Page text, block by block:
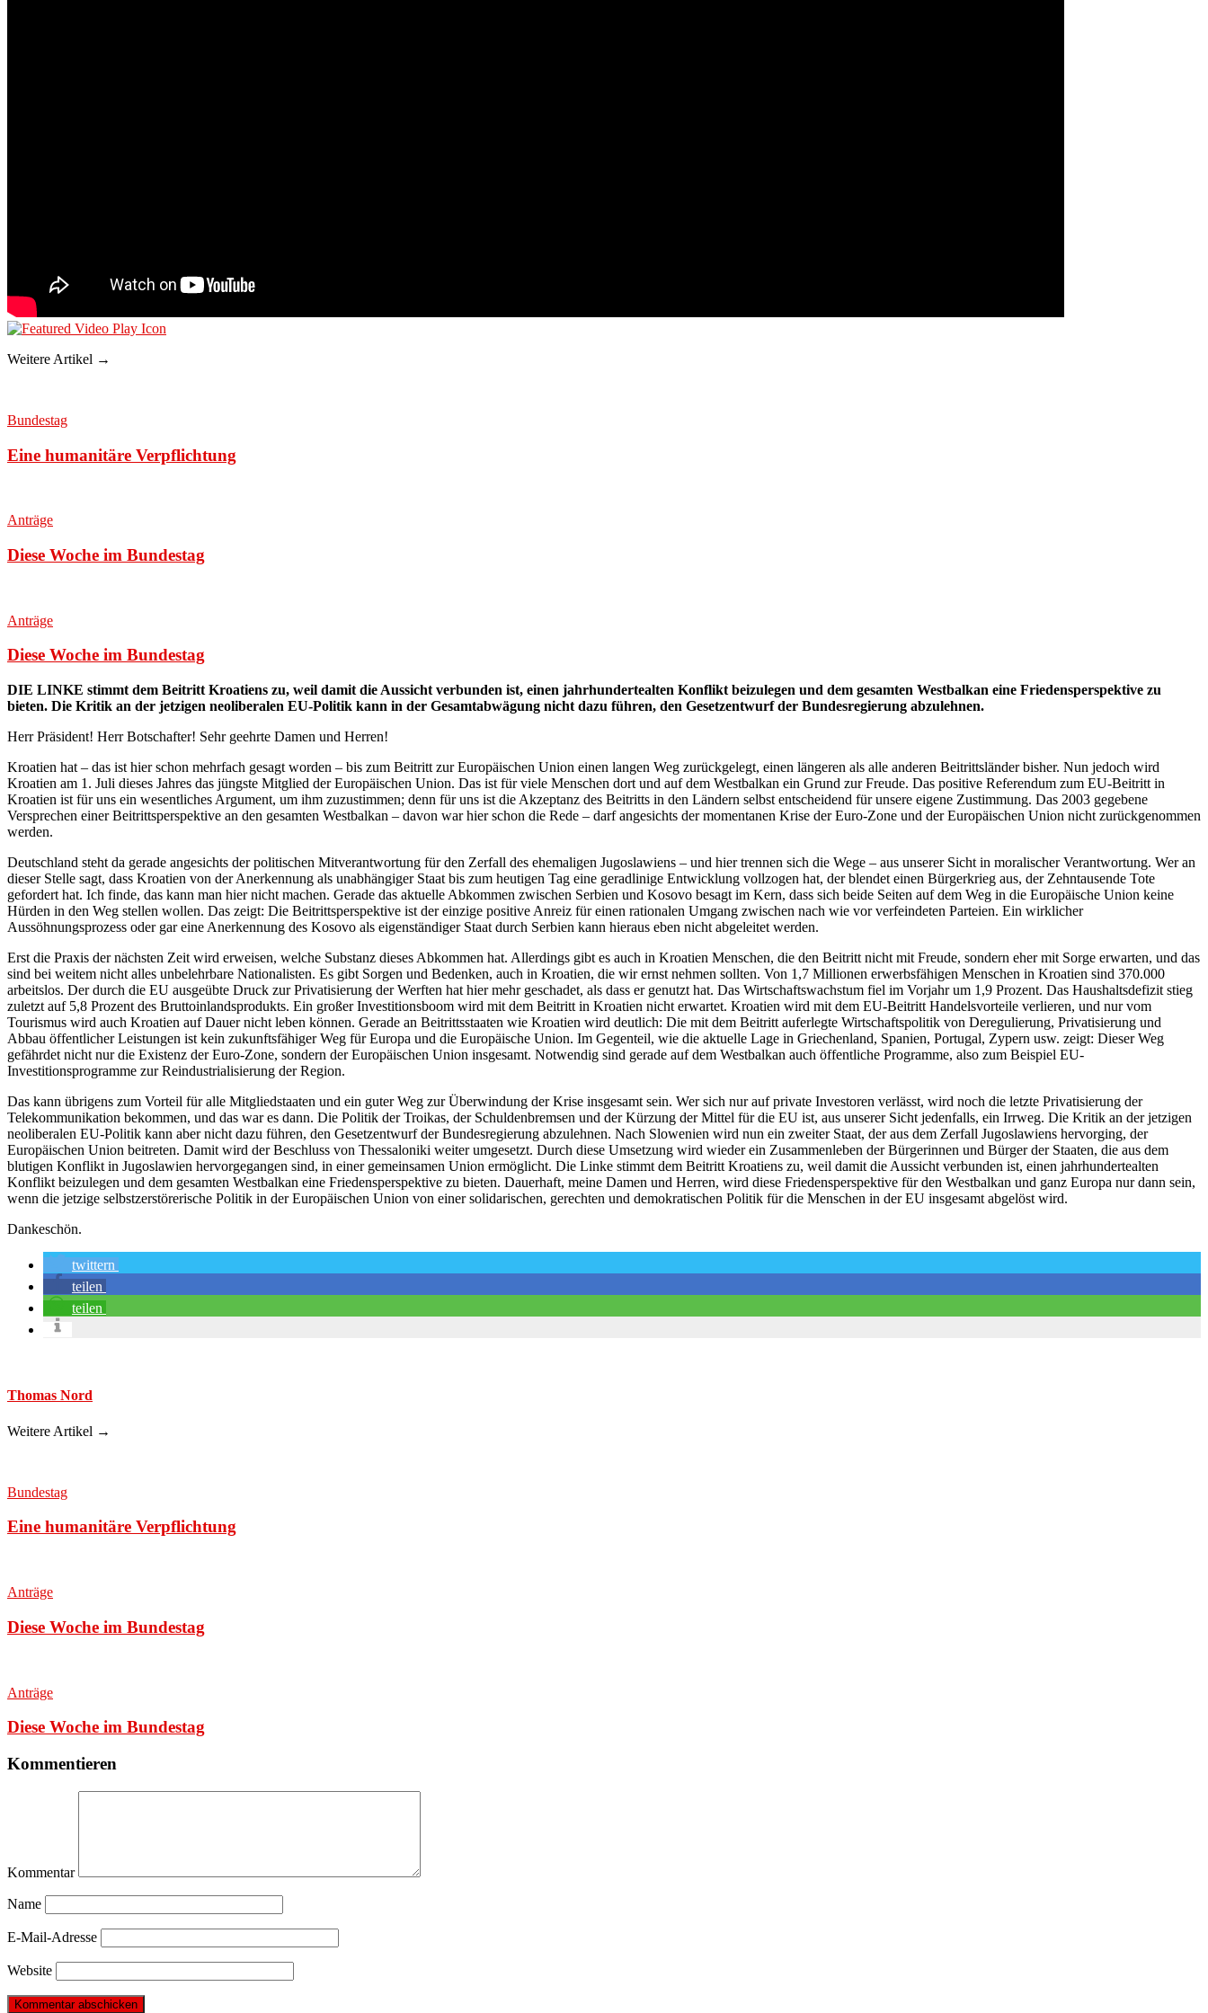
Weitere Artikel →
Bundestag
Eine humanitäre Verpflichtung
Anträge
Diese Woche im Bundestag
Anträge
Diese Woche im Bundestag
DIE LINKE stimmt dem Beitritt Kroatiens zu, weil damit die Aussicht verbunden ist, einen jahrhundertealten Konflikt beizulegen und dem gesamten Westbalkan eine Friedensperspektive zu
bieten. Die Kritik an der jetzigen neoliberalen EU-Politik kann in der Gesamtabwägung nicht dazu führen, den Gesetzentwurf der Bundesregierung abzulehnen.
Herr Präsident! Herr Botschafter! Sehr geehrte Damen und Herren!
Kroatien hat – das ist hier schon mehrfach gesagt worden – bis zum Beitritt zur Europäischen Union einen langen Weg zurückgelegt, einen längeren als alle anderen Beitrittsländer bisher. Nun jedoch wird
Kroatien am 1. Juli dieses Jahres das jüngste Mitglied der Europäischen Union. Das ist für viele Menschen dort und auf dem Westbalkan ein Grund zur Freude. Das positive Referendum zum EU-Beitritt in
Kroatien ist für uns ein wesentliches Argument, um ihm zuzustimmen; denn für uns ist die Akzeptanz des Beitritts in den Ländern selbst entscheidend für unsere eigene Zustimmung. Das 2003 gegebene
Versprechen einer Beitrittsperspektive an den gesamten Westbalkan – davon war hier schon die Rede – darf angesichts der momentanen Krise der Euro-Zone und der Europäischen Union nicht zurückgenommen
werden.
Deutschland steht da gerade angesichts der politischen Mitverantwortung für den Zerfall des ehemaligen Jugoslawiens – und hier trennen sich die Wege – aus unserer Sicht in moralischer Verantwortung. Wer an
dieser Stelle sagt, dass Kroatien von der Anerkennung als unabhängiger Staat bis zum heutigen Tag eine geradlinige Entwicklung vollzogen hat, der blendet einen Bürgerkrieg aus, der Zehntausende Tote
gefordert hat. Ich finde, das kann man hier nicht machen. Gerade das aktuelle Abkommen zwischen Serbien und Kosovo besagt im Kern, dass sich beide Seiten auf dem Weg in die Europäische Union keine
Hürden in den Weg stellen wollen. Das zeigt: Die Beitrittsperspektive ist der einzige positive Anreiz für einen rationalen Umgang zwischen nach wie vor verfeindeten Parteien. Ein wirklicher
Aussöhnungsprozess oder gar eine Anerkennung des Kosovo als eigenständiger Staat durch Serbien kann hieraus eben nicht abgeleitet werden.
Erst die Praxis der nächsten Zeit wird erweisen, welche Substanz dieses Abkommen hat. Allerdings gibt es auch in Kroatien Menschen, die den Beitritt nicht mit Freude, sondern eher mit Sorge erwarten, und das
sind bei weitem nicht alles unbelehrbare Nationalisten. Es gibt Sorgen und Bedenken, auch in Kroatien, die wir ernst nehmen sollten. Von 1,7 Millionen erwerbsfähigen Menschen in Kroatien sind 370.000
arbeitslos. Der durch die EU ausgeübte Druck zur Privatisierung der Werften hat hier mehr geschadet, als dass er genutzt hat. Das Wirtschaftswachstum fiel im Vorjahr um 1,9 Prozent. Das Haushaltsdefizit stieg
zuletzt auf 5,8 Prozent des Bruttoinlandsprodukts. Ein großer Investitionsboom wird mit dem Beitritt in Kroatien nicht erwartet. Kroatien wird mit dem EU-Beitritt Handelsvorteile verlieren, und nur vom
Tourismus wird auch Kroatien auf Dauer nicht leben können. Gerade an Beitrittsstaaten wie Kroatien wird deutlich: Die mit dem Beitritt auferlegte Wirtschaftspolitik von Deregulierung, Privatisierung und
Abbau öffentlicher Leistungen ist kein zukunftsfähiger Weg für Europa und die Europäische Union. Im Gegenteil, wie die aktuelle Lage in Griechenland, Spanien, Portugal, Zypern usw. zeigt: Dieser Weg
gefährdet nicht nur die Existenz der Euro-Zone, sondern der Europäischen Union insgesamt. Notwendig sind gerade auf dem Westbalkan auch öffentliche Programme, also zum Beispiel EU-
Investitionsprogramme zur Reindustrialisierung der Region.
Das kann übrigens zum Vorteil für alle Mitgliedstaaten und ein guter Weg zur Überwindung der Krise insgesamt sein. Wer sich nur auf private Investoren verlässt, wird noch die letzte Privatisierung der
Telekommunikation bekommen, und das war es dann. Die Politik der Troikas, der Schuldenbremsen und der Kürzung der Mittel für die EU ist, aus unserer Sicht jedenfalls, ein Irrweg. Die Kritik an der jetzigen
neoliberalen EU-Politik kann aber nicht dazu führen, den Gesetzentwurf der Bundesregierung abzulehnen. Nach Slowenien wird nun ein zweiter Staat, der aus dem Zerfall Jugoslawiens hervorging, der
Europäischen Union beitreten. Damit wird der Beschluss von Thessaloniki weiter umgesetzt. Durch diese Umsetzung wird wieder ein Zusammenleben der Bürgerinnen und Bürger der Staaten, die aus dem
blutigen Konflikt in Jugoslawien hervorgegangen sind, in einer gemeinsamen Union ermöglicht. Die Linke stimmt dem Beitritt Kroatiens zu, weil damit die Aussicht verbunden ist, einen jahrhundertealten
Konflikt beizulegen und dem gesamten Westbalkan eine Friedensperspektive zu bieten. Dauerhaft, meine Damen und Herren, wird diese Friedensperspektive für den Westbalkan und ganz Europa nur dann sein,
wenn die jetzige selbstzerstörerische Politik in der Europäischen Union von einer solidarischen, gerechten und demokratischen Politik für die Menschen in der EU insgesamt abgelöst wird.
Dankeschön.
twittern
teilen
teilen
Thomas Nord
Weitere Artikel →
Bundestag
Eine humanitäre Verpflichtung
Anträge
Diese Woche im Bundestag
Anträge
Diese Woche im Bundestag
Kommentieren
Kommentar
Name
E-Mail-Adresse
Website